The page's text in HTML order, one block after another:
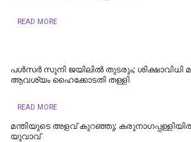
READ MORE
പള്‍സര്‍ സുനി ജയിലില്‍ തുടരും; ശിക്ഷാവിധി
ആവശ്യം ഹൈക്കോടതി തള്ളി
READ MORE
മന്തിയുടെ അളവ് കുറഞ്ഞു;
യുവാവ്